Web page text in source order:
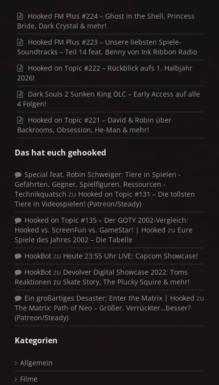
Hooked FM Plus #224 – Ghost in the Shell, Princess
Bride, Dark Crystal & mehr!
Hooked FM Plus #223 – Unsere liebsten Spiele-
Soundtracks – Teil 14 feat. Benny von Ink Ribbon Radio
Hooked on Topic #222 – Rückblick aufs 1. Halbjahr
2026!
Dark Souls 2 Sunken King DLC – Early Access auf alle
4 Folgen!
Hooked on Topic #221 – David & Robin über
Backrooms, Obsession, He-Man & mehr!
Das hat euch gehooked
Special feat. Robin Schweiger: Tiere in Spielen -
Gefährten, Gegner, Spielfiguren, Ressourcen -
Technikquatsch zu Hooked on Topic #131 – Die tollsten
Tiere in Videospielen! (Patreon/Steady)
Hooked on Topic #135 – Der GOTY 2002-Vergleich:
Hooked vs. ScreenFun vs. GameStar! | Hooked zu Eure
Spiele des Jahres 2002 – Die Tabelle
HookBot zu Heute 23:55 Uhr LIVE: Capcom Showcase!
HookBot zu Devolver Digital Showcase 2022: Toms
Reaktionen zu Skate Story, The Plucky Squire & mehr!
Ein großartiges Desaster: Enter the Matrix | Hooked zu
The Matrix: Path of Neo – Größer, Verrückter…besser?
(Patreon/Steady)
Kategorien
Allgemein
Filme